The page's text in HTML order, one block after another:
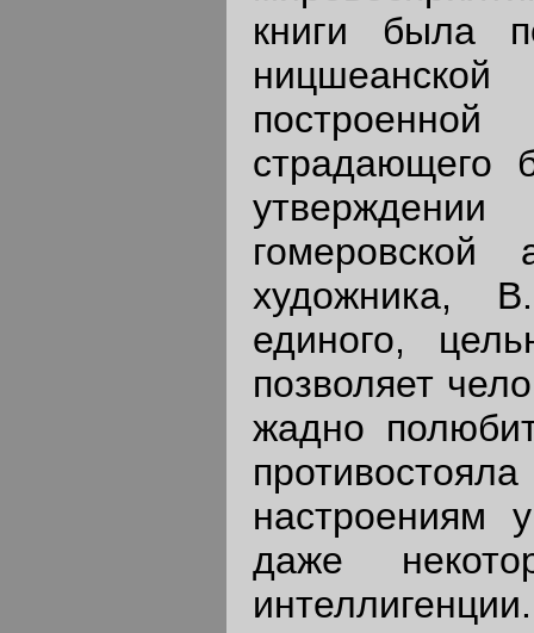
книги была
страдающего
художника,
единого,
позволяет
жадно
настроениям
даже